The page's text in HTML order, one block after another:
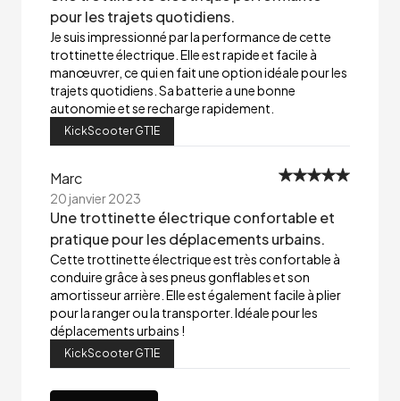
pour les trajets quotidiens.
Je suis impressionné par la performance de cette
trottinette électrique. Elle est rapide et facile à
manœuvrer, ce qui en fait une option idéale pour les
trajets quotidiens. Sa batterie a une bonne
autonomie et se recharge rapidement.
KickScooter GT1E
Marc
20 janvier 2023
Une trottinette électrique confortable et
pratique pour les déplacements urbains.
Cette trottinette électrique est très confortable à
conduire grâce à ses pneus gonflables et son
amortisseur arrière. Elle est également facile à plier
pour la ranger ou la transporter. Idéale pour les
déplacements urbains !
KickScooter GT1E